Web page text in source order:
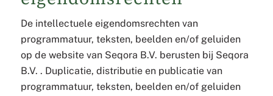
De intellectuele eigendomsrechten van
programmatuur, teksten, beelden en/of geluiden
op de website van Seqora B.V. berusten bij Seqora
B.V. . Duplicatie, distributie en publicatie van
programmatuur, teksten, beelden en/of geluiden